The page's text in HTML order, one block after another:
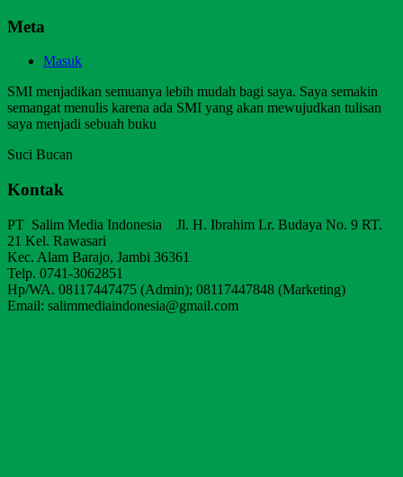
Meta
Masuk
SMI menjadikan semuanya lebih mudah bagi saya. Saya semakin
semangat menulis karena ada SMI yang akan mewujudkan tulisan
saya menjadi sebuah buku
Suci Bucan
Kontak
PT Salim Media Indonesia Jl. H. Ibrahim Lr. Budaya No. 9 RT.
21 Kel. Rawasari
Kec. Alam Barajo, Jambi 36361
Telp. 0741-3062851
Hp/WA. 08117447475 (Admin); 08117447848 (Marketing)
Email: salimmediaindonesia@gmail.com